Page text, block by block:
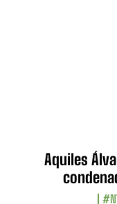
Aquiles